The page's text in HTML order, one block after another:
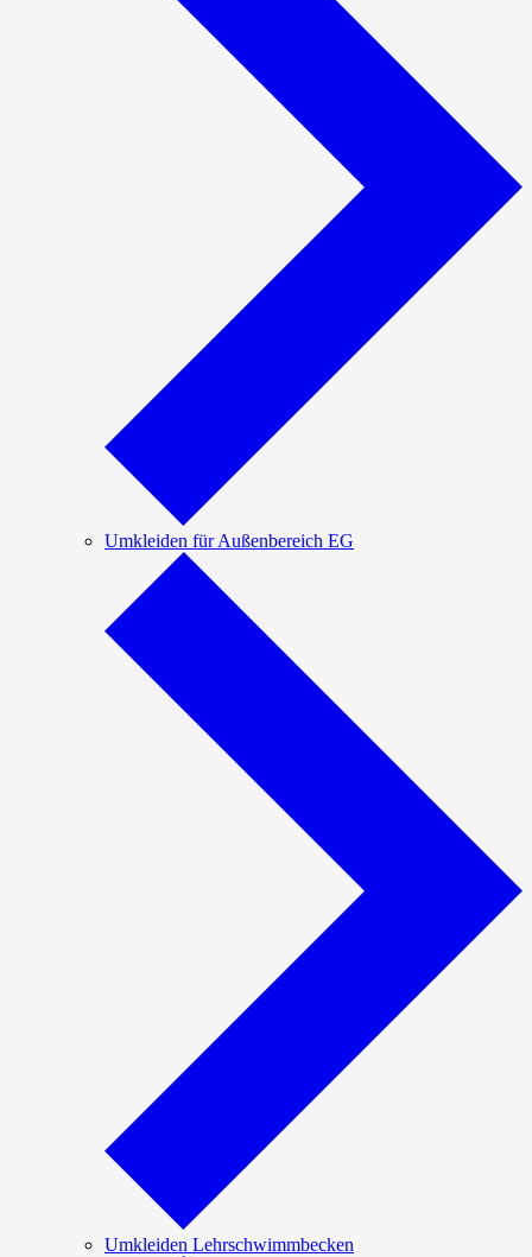
Umkleiden für Außenbereich EG
Umkleiden Lehrschwimmbecken